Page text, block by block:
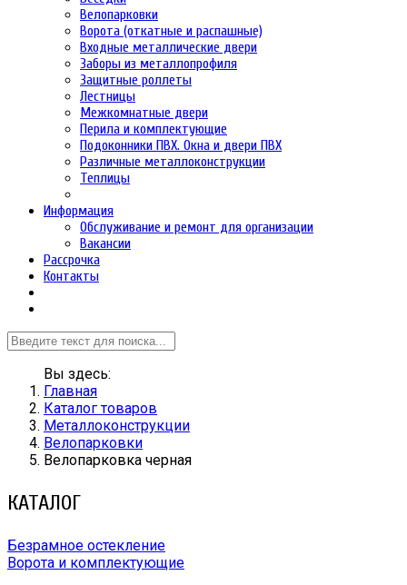
Велопарковки
Ворота (откатные и распашные)
Входные металлические двери
Заборы из металлопрофиля
Защитные роллеты
Лестницы
Межкомнатные двери
Перила и комплектующие
Подоконники ПВХ. Окна и двери ПВХ
Различные металлоконструкции
Теплицы
Информация
Обслуживание и ремонт для организации
Вакансии
Рассрочка
Контакты
Вы здесь:
Главная
Каталог товаров
Металлоконструкции
Велопарковки
Велопарковка черная
КАТАЛОГ
Безрамное остекление
Ворота и комплектующие